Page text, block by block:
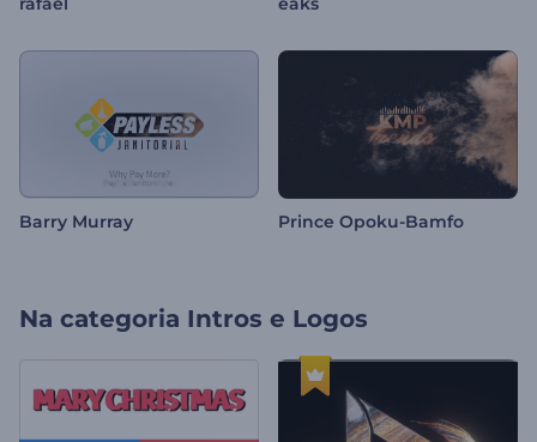
Barry Murray Prince Opoku-Bamfo
Na categoria Intros e Logos